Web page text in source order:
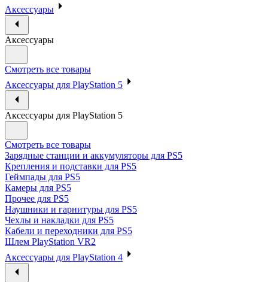
Аксессуары
Аксессуары
Смотреть все товары
Аксессуары для PlayStation 5
Аксессуары для PlayStation 5
Смотреть все товары
Зарядные станции и аккумуляторы для PS5
Крепления и подставки для PS5
Геймпады для PS5
Камеры для PS5
Прочее для PS5
Наушники и гарнитуры для PS5
Чехлы и накладки для PS5
Кабели и переходники для PS5
Шлем PlayStation VR2
Аксессуары для PlayStation 4